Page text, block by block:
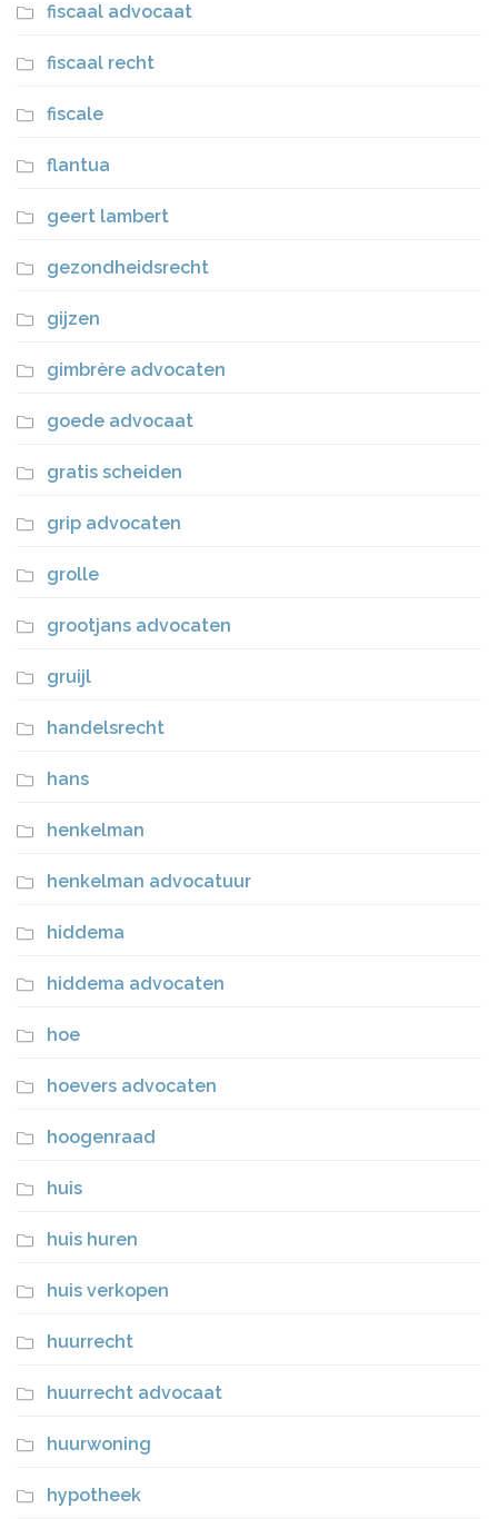
fiscaal advocaat
fiscaal recht
fiscale
flantua
geert lambert
gezondheidsrecht
gijzen
gimbrère advocaten
goede advocaat
gratis scheiden
grip advocaten
grolle
grootjans advocaten
gruijl
handelsrecht
hans
henkelman
henkelman advocatuur
hiddema
hiddema advocaten
hoe
hoevers advocaten
hoogenraad
huis
huis huren
huis verkopen
huurrecht
huurrecht advocaat
huurwoning
hypotheek